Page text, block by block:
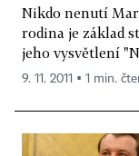
Nikdo nenutí
rodina je základ
jeho vysvětlení
9. 11. 2011 ▪ 1 min.